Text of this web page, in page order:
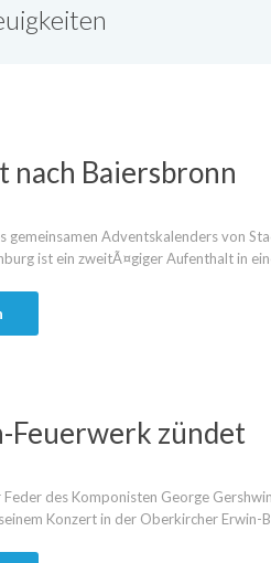
nach Baiersbronn
gemeinsamen Adventskalenders von
ist ein zweitÃ¤giger Aufenthalt in
Feuerwerk zündet
Feder des Komponisten George
Konzert in der Oberkircher Erwin-